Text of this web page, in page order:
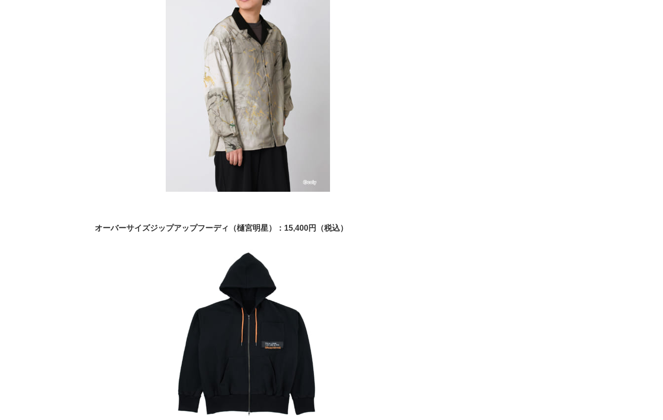
オーバーサイズジップアップフーディ（樋宮明星）：15,400円（税込）